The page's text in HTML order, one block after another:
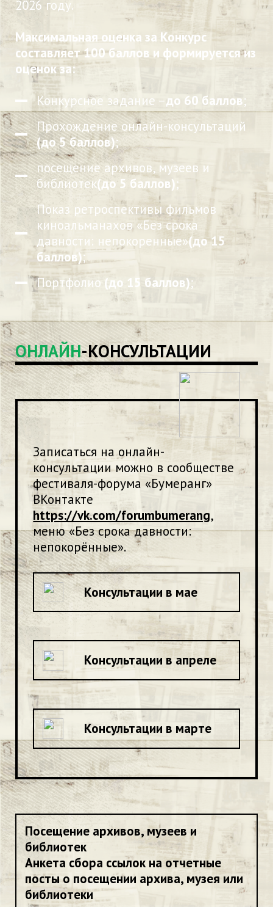
2026 году.
Максимальная оценка за Конкурс
составляет 100 баллов и формируется из
оценок за:
Конкурсное задание –до 60 баллов;
Прохождение онлайн-консультаций
(до 5 баллов);
посещение архивов, музеев и
библиотек(до 5 баллов);
Показ ретроспективы фильмов
киноальманахов «Без срока
давности: непокоренные»(до 15
баллов);
Портфолио (до 15 баллов);
ОНЛАЙН-КОНСУЛЬТАЦИИ
Записаться на онлайн-
консультации можно в сообществе
фестиваля-форума «Бумеранг»
ВКонтакте
https://vk.com/forumbumerang,
меню «Без срока давности:
непокорённые».
Консультации в мае
Консультации в апреле
Консультации в марте
Посещение архивов, музеев и
библиотек
Анкета сбора ссылок на отчетные
посты о посещении архива, музея или
библиотеки